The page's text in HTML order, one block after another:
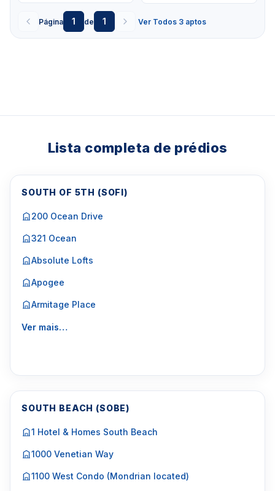
Página 1 de 1 Ver Todos 3 aptos
Lista completa de prédios
SOUTH OF 5TH (SOFI)
200 Ocean Drive
321 Ocean
Absolute Lofts
Apogee
Armitage Place
Ver mais…
SOUTH BEACH (SOBE)
1 Hotel & Homes South Beach
1000 Venetian Way
1100 West Condo (Mondrian located)